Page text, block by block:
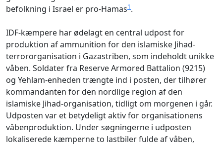
befolkning i Israel er pro-Hamas1.
IDF-kæmpere har ødelagt en central udpost for
produktion af ammunition for den islamiske Jihad-
terrororganisation i Gazastriben, som indeholdt unikke
våben. Soldater fra Reserve Armored Battalion (9215)
og Yehlam-enheden trængte ind i posten, der tilhører
kommandanten for den nordlige region af den
islamiske Jihad-organisation, tidligt om morgenen i går.
Udposten var et betydeligt aktiv for organisationens
våbenproduktion. Under søgningerne i udposten
lokaliserede kæmperne to lastbiler fulde af våben,